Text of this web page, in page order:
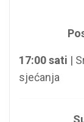
17:00 sati |
sjećanja